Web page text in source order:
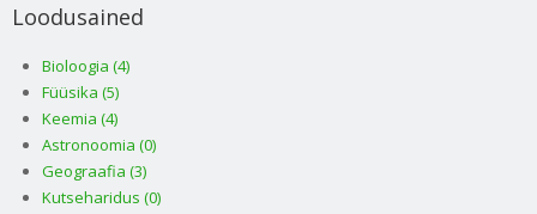
Loodusained
Bioloogia (4)
Füüsika (5)
Keemia (4)
Astronoomia (0)
Geograafia (3)
Kutseharidus (0)